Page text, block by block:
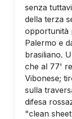
senza
della terza
opportunità
Palermo e
brasiliano.
che al 77'
Vibonese;
sulla
difesa
"clean